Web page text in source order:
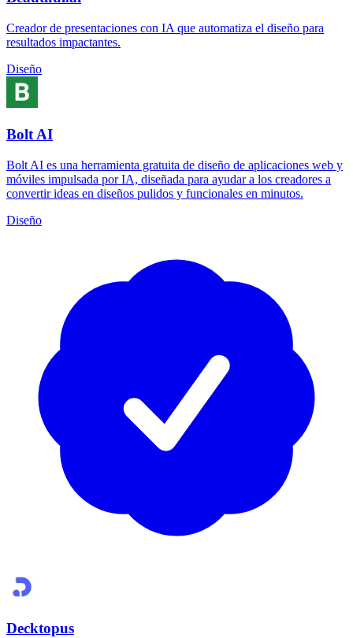
Creador de presentaciones con IA que automatiza el diseño para
resultados impactantes.
Diseño
Bolt AI
Bolt AI es una herramienta gratuita de diseño de aplicaciones web y
móviles impulsada por IA, diseñada para ayudar a los creadores a
convertir ideas en diseños pulidos y funcionales en minutos.
Diseño
Decktopus